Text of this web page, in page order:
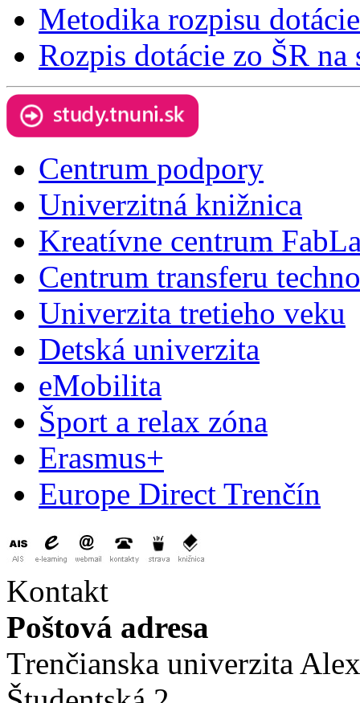
Metodika rozpisu
Rozpis dotácie zo ŠR
Centrum podpory
Univerzitná knižnica
Kreatívne centrum
Centrum transferu
Univerzita tretieho veku
Detská univerzita
eMobilita
Šport a relax zóna
Erasmus+
Europe Direct Trenčín
Kontakt
Poštová adresa
Trenčianska univerzita